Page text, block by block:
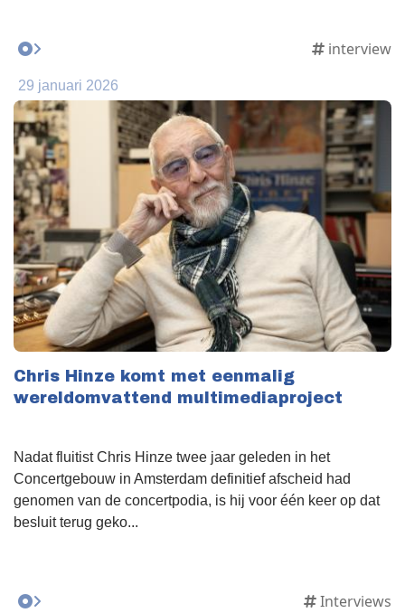
interview
29 januari 2026
Chris Hinze komt met eenmalig
wereldomvattend multimediaproject
Nadat fluitist Chris Hinze twee jaar geleden in het
Concertgebouw in Amsterdam definitief afscheid had
genomen van de concertpodia, is hij voor één keer op dat
besluit terug geko...
Interviews